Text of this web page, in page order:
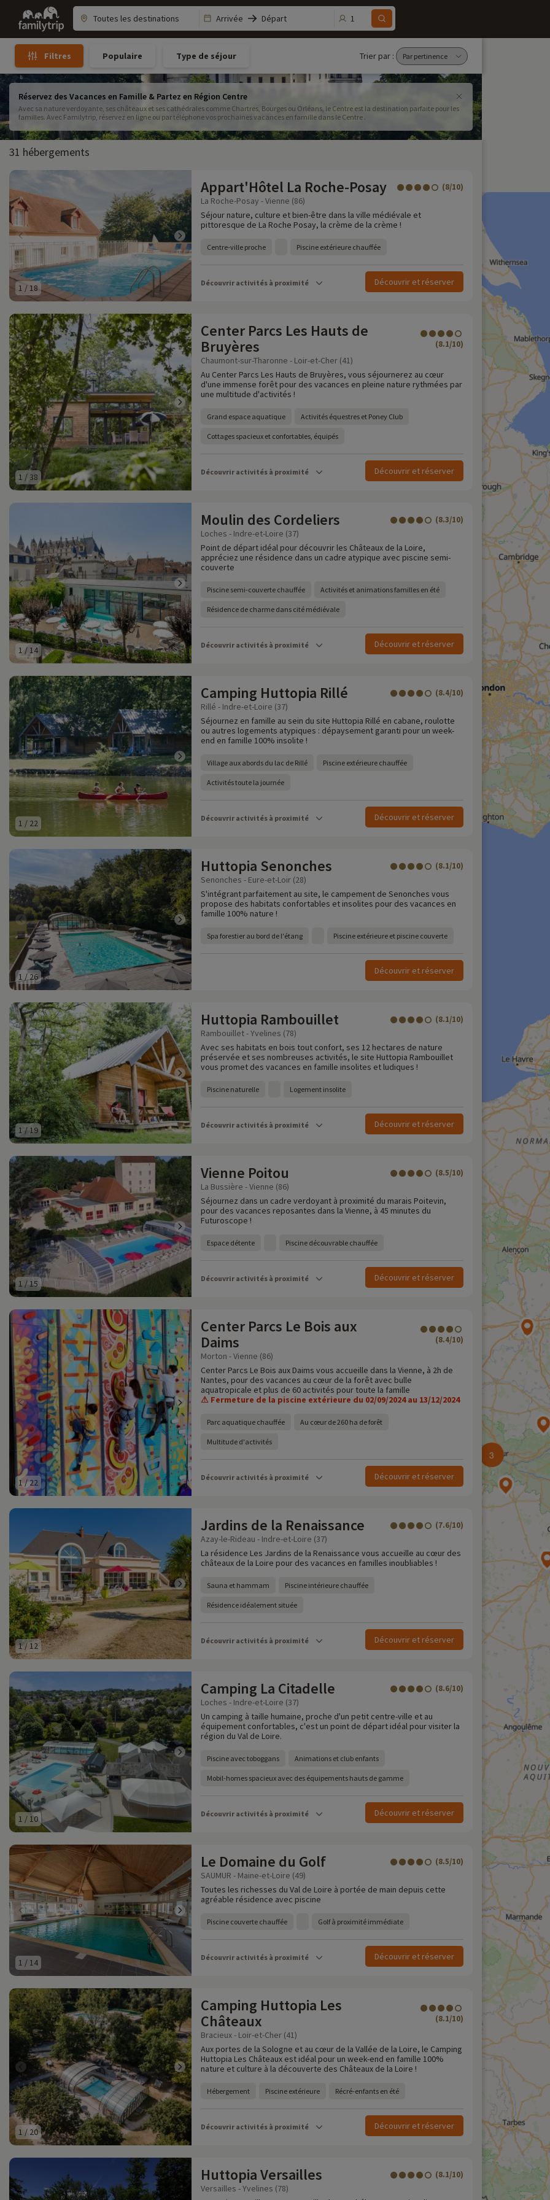
Family
trip
Arrivée Départ 1
Filtres Populaire Type de séjour Trier par :
Réservez des Vacances en Famille & Partez en Région Centre
Avec sa nature verdoyante, ses châteaux et ses cathédrales comme Chartres, Bourges ou Orléans, le Centre est la destination parfaite pour les
familles. Avec Familytrip, réservez en ligne ou par téléphone vos prochaines vacances en famille dans le Centre .
31 hébergements
1 /18
Appart'Hôtel La Roche-Posay (8/10)
La Roche-Posay - Vienne (86)
Séjour nature, culture et bien-être dans la ville médiévale et
pittoresque de La Roche Posay, la crème de la crème !
Centre-ville proche Piscine extérieure chauffée
Découvrir activités à proximité Découvrir et réserver
1 /38
Center Parcs Les Hauts de
Bruyères
(8.1/10)
Chaumont-sur-Tharonne - Loir-et-Cher (41)
Au Center Parcs Les Hauts de Bruyères, vous séjournerez au cœur
d'une immense forêt pour des vacances en pleine nature rythmées par
une multitude d'activités !
Grand espace aquatique Activités équestres et Poney Club
Cottages spacieux et confortables, équipés
Découvrir activités à proximité Découvrir et réserver
1 /14
Moulin des Cordeliers (8.3/10)
Loches - Indre-et-Loire (37)
Point de départ idéal pour découvrir les Châteaux de la Loire,
appréciez une résidence dans un cadre atypique avec piscine semi-
couverte
Piscine semi-couverte chauffée Activités et animations familles en été
Résidence de charme dans cité médiévale
Découvrir activités à proximité Découvrir et réserver
1 / 22
Camping Huttopia Rillé (8.4/10)
Rillé - Indre-et-Loire (37)
Séjournez en famille au sein du site Huttopia Rillé en cabane, roulotte
ou autres logements atypiques : dépaysement garanti pour un week-
end en famille 100% insolite !
Village aux abords du lac de Rillé Piscine extérieure chauffée
Activités toute la journée
Découvrir activités à proximité Découvrir et réserver
1 /26
Huttopia Senonches (8.1/10)
Senonches - Eure-et-Loir (28)
S'intégrant parfaitement au site, le campement de Senonches vous
propose des habitats confortables et insolites pour des vacances en
famille 100% nature !
Spa forestier au bord de l'étang Piscine extérieure et piscine couverte
Découvrir et réserver
1 /19
Huttopia Rambouillet (8.1/10)
Rambouillet - Yvelines (78)
Avec ses habitats en bois tout confort, ses 12 hectares de nature
préservée et ses nombreuses activités, le site Huttopia Rambouillet
vous promet des vacances en famille insolites et ludiques !
Piscine naturelle Logement insolite
Découvrir activités à proximité Découvrir et réserver
1 /15
Vienne Poitou (8.5/10)
La Bussière - Vienne (86)
Séjournez dans un cadre verdoyant à proximité du marais Poitevin,
pour des vacances reposantes dans la Vienne, à 45 minutes du
Futuroscope !
Espace détente Piscine découvrable chauffée
Découvrir activités à proximité Découvrir et réserver
1/22
Center Parcs Le Bois aux
Daims
(8.4/10)
Morton - Vienne (86)
Center Parcs Le Bois aux Daims vous accueille dans la Vienne, à 2h de
Nantes, pour des vacances au cœur de la forêt avec bulle
aquatropicale et plus de 60 activités pour toute la famille
⚠ Fermeture de la piscine extérieure du 02/09/2024 au 13/12/2024
Parc aquatique chauffée Au cœur de 260 ha de forêt
Multitude d'activités
Découvrir activités à proximité Découvrir et réserver
1/12
Jardins de la Renaissance (7.6/10)
Azay-le-Rideau - Indre-et-Loire (37)
La résidence Les Jardins de la Renaissance vous accueille au cœur des
châteaux de la Loire pour des vacances en familles inoubliables !
Sauna et hammam Piscine intérieure chauffée
Résidence idéalement située
Découvrir activités à proximité Découvrir et réserver
1 / 10
Camping La Citadelle (8.6/10)
Loches - Indre-et-Loire (37)
Un camping à taille humaine, proche d'un petit centre-ville et au
équipement confortables, c'est un point de départ idéal pour visiter la
région du Val de Loire.
Piscine avec toboggans Animations et club enfants
Mobil-homes spacieux avec des équipements hauts de gamme
Découvrir activités à proximité Découvrir et réserver
1 / 14
Le Domaine du Golf (8.5/10)
SAUMUR - Maine-et-Loire (49)
Toutes les richesses du Val de Loire à portée de main depuis cette
agréable résidence avec piscine
Piscine couverte chauffée Golf à proximité immédiate
Découvrir activités à proximité Découvrir et réserver
1 / 20
Camping Huttopia Les
Châteaux
(8.1/10)
Bracieux - Loir-et-Cher (41)
Aux portes de la Sologne et au cœur de la Vallée de la Loire, le Camping
Huttopia Les Châteaux est idéal pour un week-end en famille 100%
nature et culture à la découverte des Châteaux de la Loire !
Hébergement Piscine extérieure Récré-enfants en été
Découvrir activités à proximité Découvrir et réserver
Huttopia Versailles (8.1/10)
Versailles - Yvelines (78)
3